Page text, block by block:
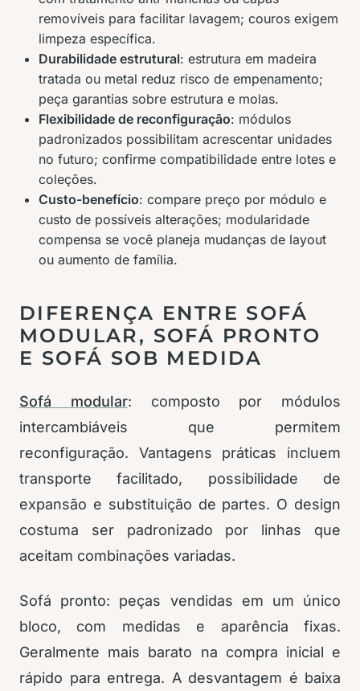
removíveis para facilitar lavagem; couros exigem
limpeza específica.
Durabilidade estrutural: estrutura em madeira
tratada ou metal reduz risco de empenamento;
peça garantias sobre estrutura e molas.
Flexibilidade de reconfiguração: módulos
padronizados possibilitam acrescentar unidades
no futuro; confirme compatibilidade entre lotes e
coleções.
Custo-benefício: compare preço por módulo e
custo de possíveis alterações; modularidade
compensa se você planeja mudanças de layout
ou aumento de família.
DIFERENÇA ENTRE SOFÁ
MODULAR, SOFÁ PRONTO
E SOFÁ SOB MEDIDA
Sofá modular: composto por módulos
intercambiáveis que permitem
reconfiguração. Vantagens práticas incluem
transporte facilitado, possibilidade de
expansão e substituição de partes. O design
costuma ser padronizado por linhas que
aceitam combinações variadas.
Sofá pronto: peças vendidas em um único
bloco, com medidas e aparência fixas.
Geralmente mais barato na compra inicial e
rápido para entrega. A desvantagem é baixa